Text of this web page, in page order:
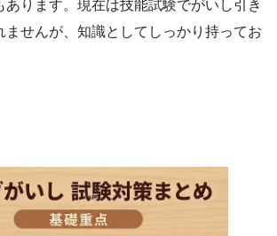
あります。現在は技能試験でがいし引き
ませんが、知識としてしっかり持ってお